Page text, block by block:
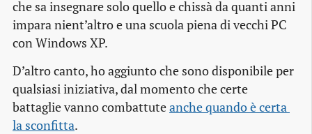
che sa insegnare solo quello e chissà da quanti anni
impara nient’altro e una scuola piena di vecchi PC
con Windows XP.
D’altro canto, ho aggiunto che sono disponibile per
qualsiasi iniziativa, dal momento che certe
battaglie vanno combattuteanche quando è certa
la sconfitta.